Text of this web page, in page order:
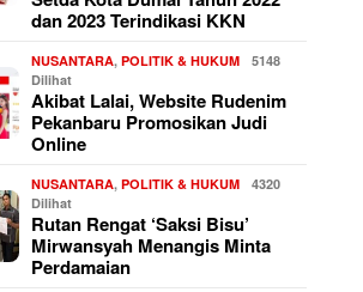
dan 2023 Terindikasi KKN
NUSANTARA,POLITIK & HUKUM
5148
Dilihat
Akibat Lalai, Website Rudenim
Pekanbaru Promosikan Judi
Online
NUSANTARA,POLITIK & HUKUM
4320
Dilihat
Rutan Rengat ‘Saksi Bisu’
Mirwansyah Menangis Minta
Perdamaian